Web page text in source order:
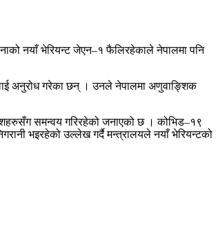
नयाँ भेरियन्ट जेएन–१ फैलिरहेकाले नेपालमा पनि
अनुरोध गरेका छन् । उनले नेपालमा अणुवाङ्शिक
समन्वय गरिरहेको जनाएको छ । कोभिड–१९
भइरहेको उल्लेख गर्दै मन्त्रालयले नयाँ भेरियन्टको